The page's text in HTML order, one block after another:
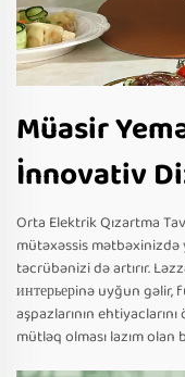
Müasir
İnnovativ
Orta Elektrik Qızartma
mütəxəssis mətbəxinizdə
təcrübənizi də artırır.
интерьерinə uyğun
aşpazlarının
mütləq olması lazım olan